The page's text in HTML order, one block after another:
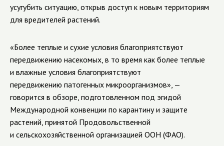
усугубить ситуацию, открыв доступ к новым территориям
для вредителей растений.
«Более теплые и сухие условия благоприятствуют
передвижению насекомых, в то время как более теплые
и влажные условия благоприятствуют
передвижению патогенных микроорганизмов», —
говорится в обзоре, подготовленном под эгидой
Международной конвенции по карантину и защите
растений, принятой Продовольственной
и сельскохозяйственной организацией ООН (ФАО).